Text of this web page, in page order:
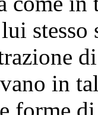
stesso
in
forme